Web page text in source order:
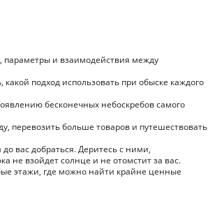
и взаимодействия между
подход использовать при обыске каждого
бесконечных небоскребов самого
перевозить больше товаров и путешествовать
вас добраться. Деритесь с ними,
не взойдет солнце и не отомстит за вас.
этажи, где можно найти крайне ценные